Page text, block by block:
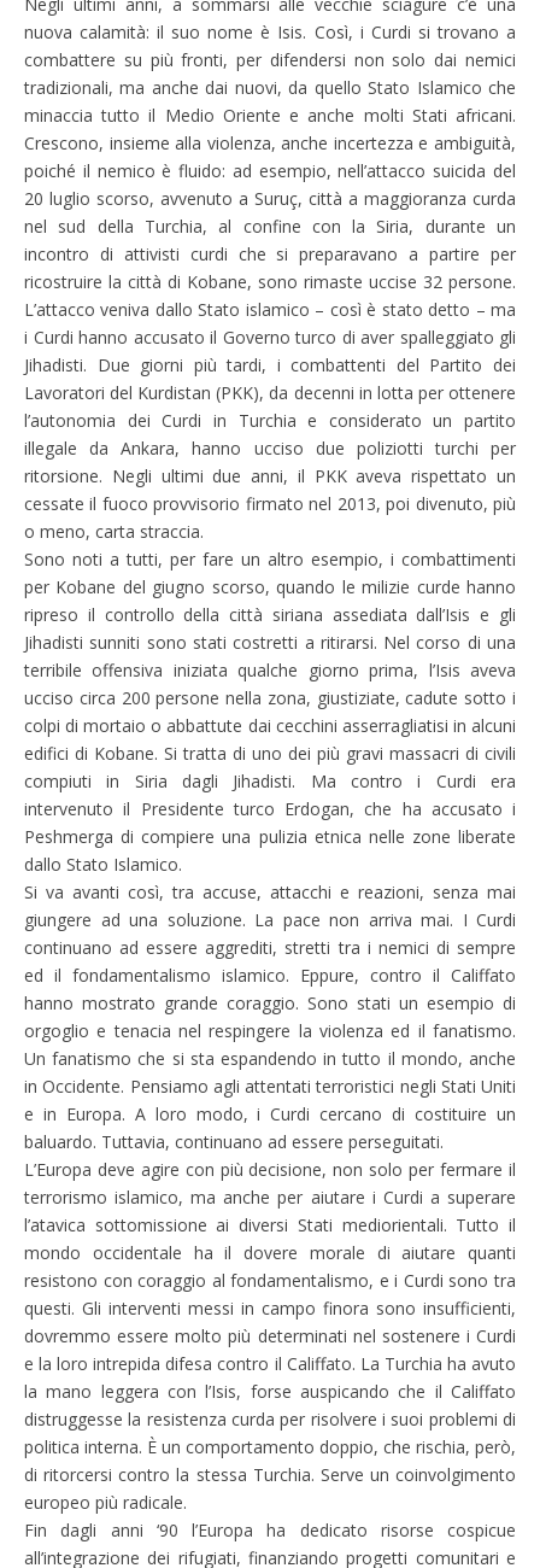
nuova calamità: il suo nome è Isis. Così, i Curdi si trovano a
combattere su più fronti, per difendersi non solo dai nemici
tradizionali, ma anche dai nuovi, da quello Stato Islamico che
minaccia tutto il Medio Oriente e anche molti Stati africani.
Crescono, insieme alla violenza, anche incertezza e ambiguità,
poiché il nemico è fluido: ad esempio, nell’attacco suicida del
20 luglio scorso, avvenuto a Suruç, città a maggioranza curda
nel sud della Turchia, al confine con la Siria, durante un
incontro di attivisti curdi che si preparavano a partire per
ricostruire la città di Kobane, sono rimaste uccise 32 persone.
L’attacco veniva dallo Stato islamico – così è stato detto – ma
i Curdi hanno accusato il Governo turco di aver spalleggiato gli
Jihadisti. Due giorni più tardi, i combattenti del Partito dei
Lavoratori del Kurdistan (PKK), da decenni in lotta per ottenere
l’autonomia dei Curdi in Turchia e considerato un partito
illegale da Ankara, hanno ucciso due poliziotti turchi per
ritorsione. Negli ultimi due anni, il PKK aveva rispettato un
cessate il fuoco provvisorio firmato nel 2013, poi divenuto, più
o meno, carta straccia.
Sono noti a tutti, per fare un altro esempio, i combattimenti
per Kobane del giugno scorso, quando le milizie curde hanno
ripreso il controllo della città siriana assediata dall’Isis e gli
Jihadisti sunniti sono stati costretti a ritirarsi. Nel corso di una
terribile offensiva iniziata qualche giorno prima, l’Isis aveva
ucciso circa 200 persone nella zona, giustiziate, cadute sotto i
colpi di mortaio o abbattute dai cecchini asserragliatisi in alcuni
edifici di Kobane. Si tratta di uno dei più gravi massacri di civili
compiuti in Siria dagli Jihadisti. Ma contro i Curdi era
intervenuto il Presidente turco Erdogan, che ha accusato i
Peshmerga di compiere una pulizia etnica nelle zone liberate
dallo Stato Islamico.
Si va avanti così, tra accuse, attacchi e reazioni, senza mai
giungere ad una soluzione. La pace non arriva mai. I Curdi
continuano ad essere aggrediti, stretti tra i nemici di sempre
ed il fondamentalismo islamico. Eppure, contro il Califfato
hanno mostrato grande coraggio. Sono stati un esempio di
orgoglio e tenacia nel respingere la violenza ed il fanatismo.
Un fanatismo che si sta espandendo in tutto il mondo, anche
in Occidente. Pensiamo agli attentati terroristici negli Stati Uniti
e in Europa. A loro modo, i Curdi cercano di costituire un
baluardo. Tuttavia, continuano ad essere perseguitati.
L’Europa deve agire con più decisione, non solo per fermare il
terrorismo islamico, ma anche per aiutare i Curdi a superare
l’atavica sottomissione ai diversi Stati mediorientali. Tutto il
mondo occidentale ha il dovere morale di aiutare quanti
resistono con coraggio al fondamentalismo, e i Curdi sono tra
questi. Gli interventi messi in campo finora sono insufficienti,
dovremmo essere molto più determinati nel sostenere i Curdi
e la loro intrepida difesa contro il Califfato. La Turchia ha avuto
la mano leggera con l’Isis, forse auspicando che il Califfato
distruggesse la resistenza curda per risolvere i suoi problemi di
politica interna. È un comportamento doppio, che rischia, però,
di ritorcersi contro la stessa Turchia. Serve un coinvolgimento
europeo più radicale.
Fin dagli anni ‘90 l’Europa ha dedicato risorse cospicue
all’integrazione dei rifugiati, finanziando progetti comunitari e